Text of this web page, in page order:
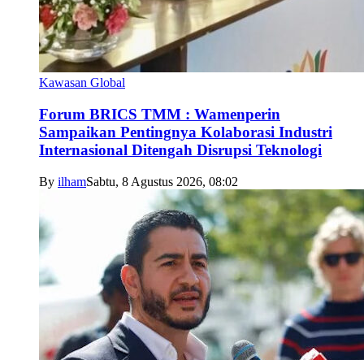
Kawasan Global
Forum BRICS TMM : Wamenperin
Sampaikan Pentingnya Kolaborasi Industri
Internasional Ditengah Disrupsi Teknologi
By ilhamSabtu, 8 Agustus 2026, 08:02